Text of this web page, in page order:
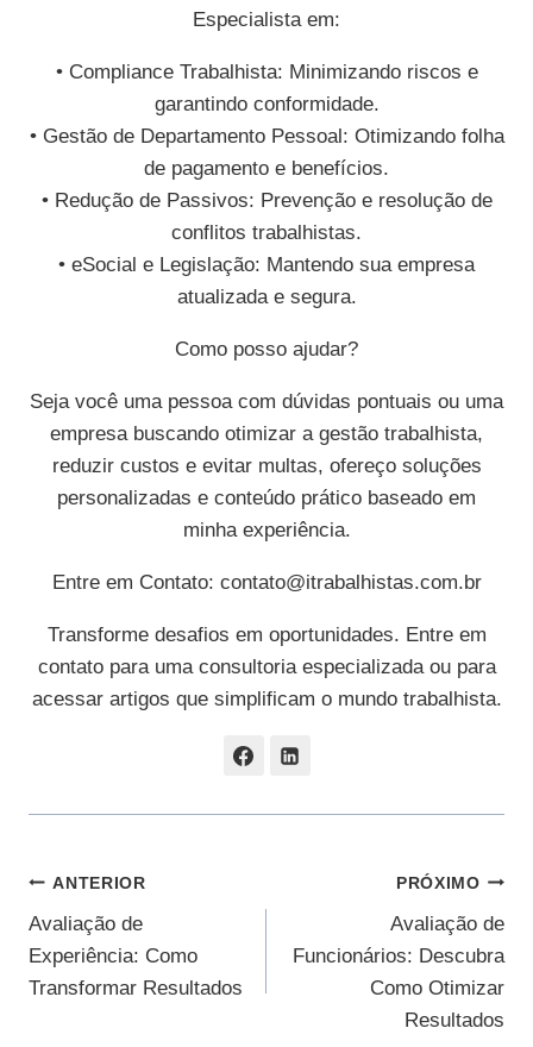
Especialista em:
• Compliance Trabalhista: Minimizando riscos e
garantindo conformidade.
• Gestão de Departamento Pessoal: Otimizando folha
de pagamento e benefícios.
• Redução de Passivos: Prevenção e resolução de
conflitos trabalhistas.
• eSocial e Legislação: Mantendo sua empresa
atualizada e segura.
Como posso ajudar?
Seja você uma pessoa com dúvidas pontuais ou uma
empresa buscando otimizar a gestão trabalhista,
reduzir custos e evitar multas, ofereço soluções
personalizadas e conteúdo prático baseado em
minha experiência.
Entre em Contato: contato@itrabalhistas.com.br
Transforme desafios em oportunidades. Entre em
contato para uma consultoria especializada ou para
acessar artigos que simplificam o mundo trabalhista.
Navegação
De
Post
ANTERIOR
Avaliação de
Experiência: Como
Transformar Resultados
PRÓXIMO
Avaliação de
Funcionários: Descubra
Como Otimizar
Resultados